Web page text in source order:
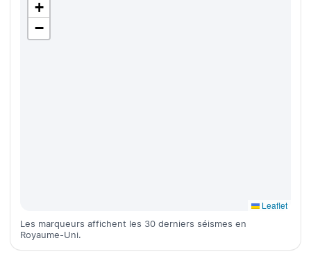
+
−
Leaflet
Les marqueurs affichent les 30 derniers séismes en
Royaume-Uni.